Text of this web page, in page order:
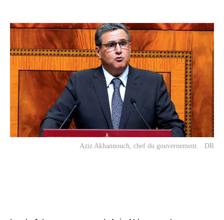
Aziz Akhannouch, chef du gouvernement. . DR